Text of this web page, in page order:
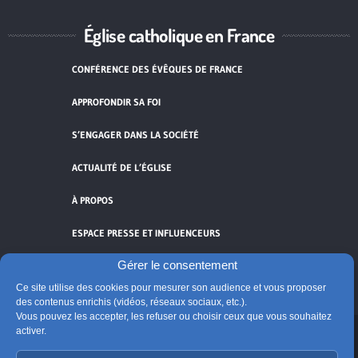
Gérer le consentement
Ce site utilise des cookies pour mesurer son audience et vous proposer
des contenus enrichis (vidéos, réseaux sociaux, etc.).
Vous pouvez les accepter, les refuser ou choisir ceux que vous souhaitez
activer.
Église catholique en France
CONFÉRENCE DES ÉVÊQUES DE FRANCE
APPROFONDIR SA FOI
S’ENGAGER DANS LA SOCIÉTÉ
ACTUALITÉ DE L’ÉGLISE
À PROPOS
ESPACE PRESSE ET INFLUENCEURS
Cliquez pour accepter les cookies de